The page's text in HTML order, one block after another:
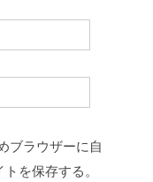
ブラウザーに自
を保存する。